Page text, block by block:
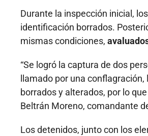
Durante la inspección inicial,
identificación borrados.
mismas condiciones,
“Se logró la captura de dos
llamado por una
borrados y alterados, por lo
Beltrán Moreno, comandante
Los detenidos, junto con los